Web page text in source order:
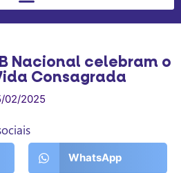
Nacional celebram o
Consagrada
02/2025
WhatsApp